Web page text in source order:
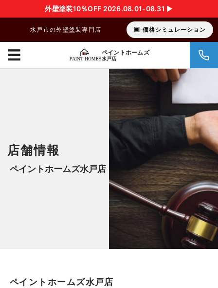
外壁塗装10％OFF 2026.08.01-08.31 ▶︎
水戸市の外壁塗装専門店 価格シミュレーション
ペイントホームズ
水戸店
☰
店舗情報
ペイントホームズ水戸店
ペイントホームズ水戸店